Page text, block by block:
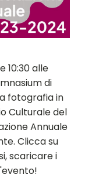
10:30 alle
di
fotografia in
Culturale del
Annuale
Clicca su
scaricare i